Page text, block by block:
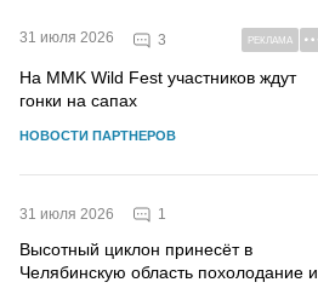
31 июля 2026 3 РЕКЛАМА
На MMK Wild Fest участников ждут
гонки на сапах
НОВОСТИ ПАРТНЕРОВ
31 июля 2026 1
Высотный циклон принесёт в
Челябинскую область похолодание и